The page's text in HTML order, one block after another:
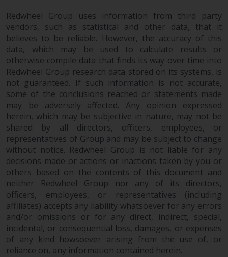
Risikowarnung
Die frühere Wertentwicklung
eines von Redwheel verwalteten
Fonds ist kein Hinweis auf die
zukünftige Wertentwicklung. Der
Wert von Wertpapieren und die
daraus erzielten Erträge können
sowohl fallen als auch steigen.
Mit Investitionen in die von
Redwheel und seinen
verbundenen Unternehmen
angebotenen Produkte und
Dienstleistungen sind erhebliche
Risiken verbunden.
Wechselkursschwankungen
können sich positiv oder negativ
Redwheel Group uses information from third party
vendors, such as statistical and other data, that it
believes to be reliable. However, the accuracy of this
data, which may be used to calculate results or
otherwise compile data that finds its way over time into
Redwheel Group research data stored on its systems, is
not guaranteed. If such information is not accurate,
some of the conclusions reached or statements made
may be adversely affected. Any opinion expressed
herein, which may be subjective in nature, may not be
shared by all directors, officers, employees, or
representatives of Group and may be subject to change
without notice. Redwheel Group is not liable for any
decisions made or actions or inactions taken by you or
others based on the contents of this document and
neither Redwheel Group nor any of its directors,
officers, employees, or representatives (including
affiliates) accepts any liability whatsoever for any errors
and/or omissions or for any direct, indirect, special,
incidental, or consequential loss, damages, or expenses
of any kind howsoever arising from the use of, or
reliance on, any information contained herein.